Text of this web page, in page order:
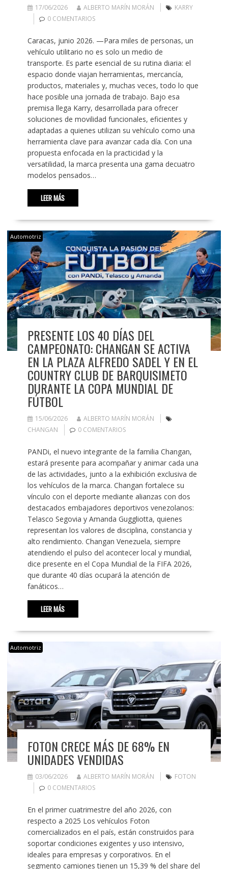
17/06/2026 ALBERTO MARÍN MORÁN
KARRY
0 COMENTARIOS
Caracas, junio 2026. —Para miles de personas, un
vehículo utilitario no es solo un medio de
transporte. Es parte esencial de su rutina diaria: el
espacio donde viajan herramientas, mercancía,
productos, materiales y, muchas veces, todo lo que
hace posible una jornada de trabajo. Bajo esa
premisa llega Karry, desarrollada para ofrecer
soluciones de movilidad funcionales, eficientes y
adaptadas a quienes utilizan su vehículo como una
herramienta clave para avanzar cada día. Con una
propuesta enfocada en la practicidad y la
versatilidad, la marca presenta una gama decuatro
modelos pensados…
LEER MÁS
Automotriz
PRESENTE LOS 40 DÍAS DEL
CAMPEONATO: CHANGAN SE ACTIVA
EN LA PLAZA ALFREDO SADEL Y EN EL
COUNTRY CLUB DE BARQUISIMETO
DURANTE LA COPA MUNDIAL DE
FÚTBOL
15/06/2026
ALBERTO MARÍN MORÁN
CHANGAN
0 COMENTARIOS
PANDi, el nuevo integrante de la familia Changan,
estará presente para acompañar y animar cada una
de las actividades, junto a la exhibición exclusiva de
los vehículos de la marca. Changan fortalece su
vínculo con el deporte mediante alianzas con dos
destacados embajadores deportivos venezolanos:
Telasco Segovia y Amanda Guggliotta, quienes
representan los valores de disciplina, constancia y
alto rendimiento. Changan Venezuela, siempre
atendiendo el pulso del acontecer local y mundial,
dice presente en el Copa Mundial de la FIFA 2026,
que durante 40 días ocupará la atención de
fanáticos…
LEER MÁS
Automotriz
FOTON CRECE MÁS DE 68% EN
UNIDADES VENDIDAS
03/06/2026 ALBERTO MARÍN MORÁN
FOTON
0 COMENTARIOS
En el primer cuatrimestre del año 2026, con
respecto a 2025 Los vehículos Foton
comercializados en el país, están construidos para
soportar condiciones exigentes y uso intensivo,
ideales para empresas y corporativos. En el
segmento camiones tienen un 15,39 % del share del